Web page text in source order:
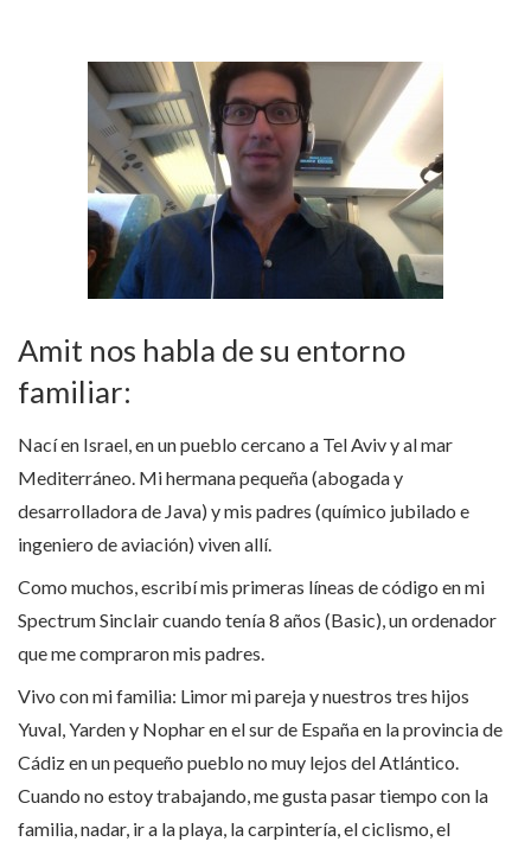
Amit nos habla de su entorno
familiar:
Nací en Israel, en un pueblo cercano a Tel Aviv y al mar
Mediterráneo. Mi hermana pequeña (abogada y
desarrolladora de Java) y mis padres (químico jubilado e
ingeniero de aviación) viven allí.
Como muchos, escribí mis primeras líneas de código en mi
Spectrum Sinclair cuando tenía 8 años (Basic), un ordenador
que me compraron mis padres.
Vivo con mi familia: Limor mi pareja y nuestros tres hijos
Yuval, Yarden y Nophar en el sur de España en la provincia de
Cádiz en un pequeño pueblo no muy lejos del Atlántico.
Cuando no estoy trabajando, me gusta pasar tiempo con la
familia, nadar, ir a la playa, la carpintería, el ciclismo, el